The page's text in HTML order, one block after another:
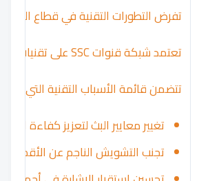
تفرض التطورات التقنية في قطاع البث
تعتمد شبكة قنوات SSC على تقنيات بث متقدمة تتطلب تحديثاً دورياً لأنظمة الاستقبال لدى المشاهدين. إن عملية
تتضمن قائمة الأسباب التقنية التي
تغيير معايير البث لتعزيز كفاءة
تجنب التشويش الناجم عن الأقمار